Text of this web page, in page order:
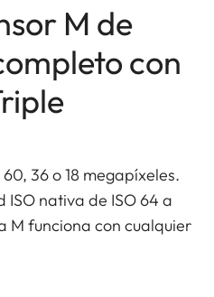
M de
con
36 o 18 megapíxeles.
nativa de ISO 64 a
funciona con cualquier